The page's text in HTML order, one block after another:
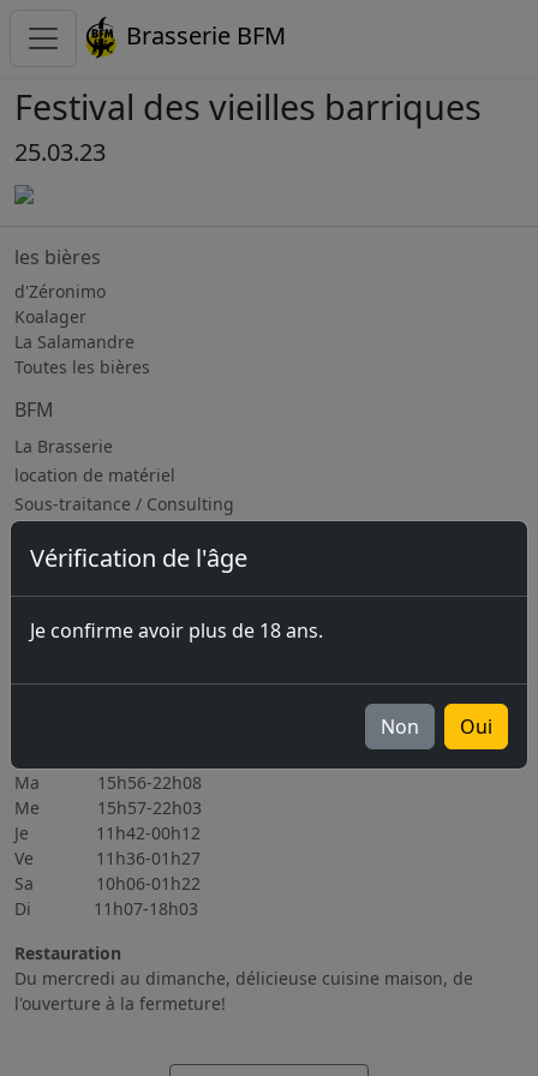
Brasserie BFM
Vérification de l'âge
Je confirme avoir plus de 18 ans.
Non Oui
Festival des vieilles barriques
25.03.23
les bières
d'Zéronimo
Koalager
La Salamandre
Toutes les bières
BFM
La Brasserie
location de matériel
Sous-traitance / Consulting
06.11.2026 Brassin Public 6-7.11.2026
Ma 15h56-22h08
Me 15h57-22h03
Je 11h42-00h12
Ve 11h36-01h27
Sa 10h06-01h22
Di 11h07-18h03
Restauration
Du mercredi au dimanche, délicieuse cuisine maison, de
l'ouverture à la fermeture!